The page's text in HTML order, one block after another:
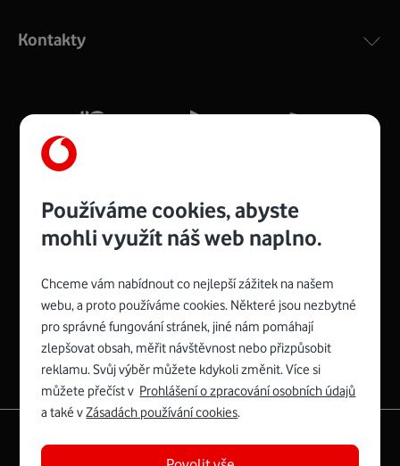
Spojte se s Vodafonem
Kontakty
Používáme cookies, abyste
mohli využít náš web naplno.
Chceme vám nabídnout co nejlepší zážitek na našem
webu, a proto používáme cookies. Některé jsou nezbytné
pro správné fungování stránek, jiné nám pomáhají
zlepšovat obsah, měřit návštěvnost nebo přizpůsobit
reklamu. Svůj výběr můžete kdykoli změnit. Více si
můžete přečíst v Prohlášení o zpracování osobních údajů
a také vZásadách používání cookies.